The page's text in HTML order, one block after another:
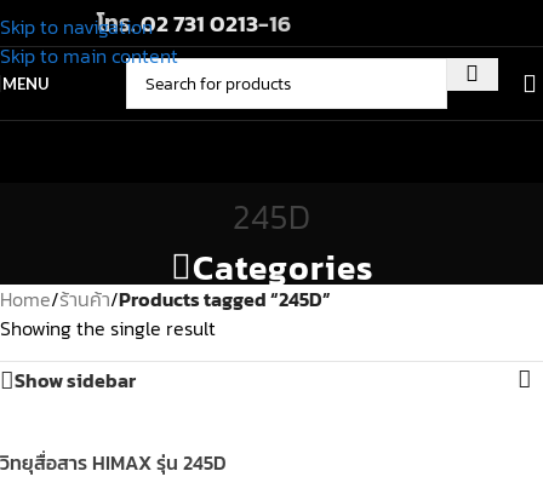
Skip to navigation
Skip to main content
โทร.02 731 0213-16
MENU
245D
Categories
Home/ร้านค้า/Products tagged “245D”
Showing the single result
Show sidebar
วิทยุสื่อสาร HIMAX รุ่น 245D